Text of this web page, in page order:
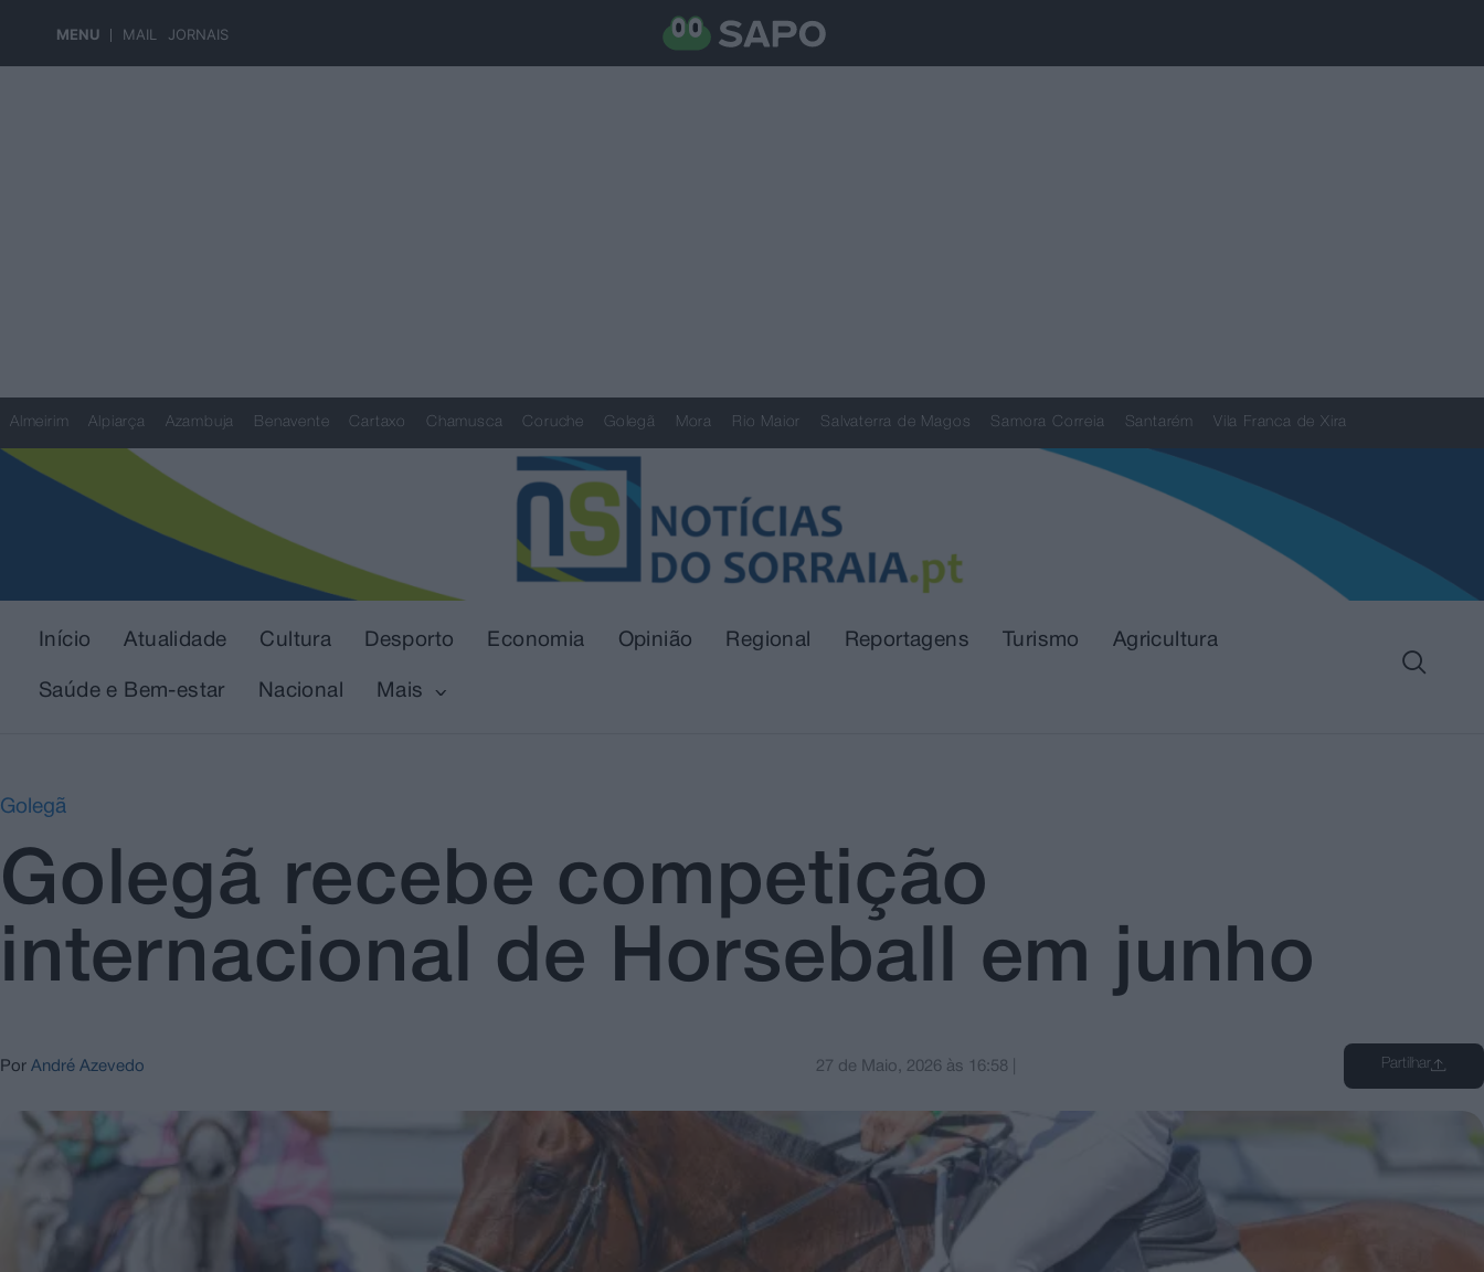
MENU MAIL JORNAIS
Almeirim Alpiarça Azambuja Benavente Cartaxo Chamusca Coruche Golegã Mora Rio Maior Salvaterra de Magos Samora Correia Santarém Vila Franca de Xira
Início Atualidade Cultura Desporto Economia Opinião Regional Reportagens Turismo Agricultura
Saúde e Bem-estar Nacional Mais
Golegã
Golegã recebe competição
internacional de Horseball em junho
Por André Azevedo 27 de Maio, 2026 às 16:58 Partilhar